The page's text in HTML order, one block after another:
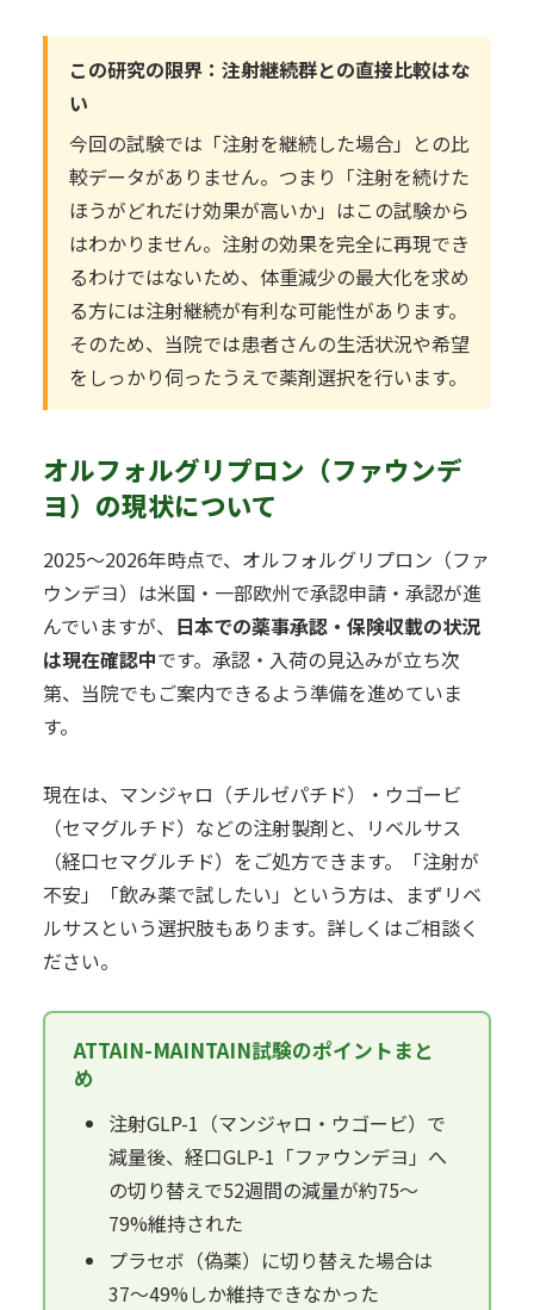
この研究の限界：注射継続群との直接比較はな
い
今回の試験では「注射を継続した場合」との比
較データがありません。つまり「注射を続けた
ほうがどれだけ効果が高いか」はこの試験から
はわかりません。注射の効果を完全に再現でき
るわけではないため、体重減少の最大化を求め
る方には注射継続が有利な可能性があります。
そのため、当院では患者さんの生活状況や希望
をしっかり伺ったうえで薬剤選択を行います。
オルフォルグリプロン（ファウンデ
ヨ）の現状について
2025〜2026年時点で、オルフォルグリプロン（ファ
ウンデヨ）は米国・一部欧州で承認申請・承認が進
んでいますが、 日本での薬事承認・保険収載の状況
は現在確認中です。承認・入荷の見込みが立ち次
第、当院でもご案内できるよう準備を進めていま
す。
現在は、マンジャロ（チルゼパチド）・ウゴービ
（セマグルチド）などの注射製剤と、リベルサス
（経口セマグルチド）をご処方できます。「注射が
不安」「飲み薬で試したい」という方は、まずリベ
ルサスという選択肢もあります。詳しくはご相談く
ださい。
ATTAIN-MAINTAIN試験のポイントまと
め
注射GLP-1（マンジャロ・ウゴービ）で
減量後、経口GLP-1「ファウンデヨ」へ
の切り替えで52週間の減量が約75〜
79%維持された
プラセボ（偽薬）に切り替えた場合は
37〜49%しか維持できなかった